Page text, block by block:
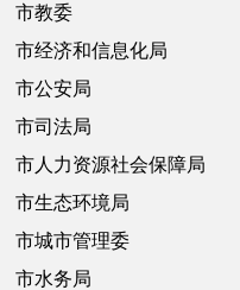
政策兑现
政务服务
个人服务
市教委
市经济和信息化局
市公安局
市司法局
市人力资源社会保障局
市生态环境局
市城市管理委
市水务局